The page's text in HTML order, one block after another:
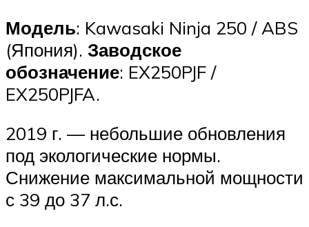
Модель: Kawasaki Ninja 250 / ABS
(Япония). Заводское
обозначение: EX250PJF /
EX250PJFA.
2019 г. — небольшие обновления
под экологические нормы.
Снижение максимальной мощности
с 39 до 37 л.с.